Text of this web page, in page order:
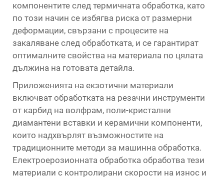
компонентите след термичната обработка, като
по този начин се избягва риска от размерни
деформации, свързани с процесите на
закаляване след обработката, и се гарантират
оптималните свойства на материала по цялата
дължина на готовата детайла.
Приложенията на екзотични материали
включват обработката на резачни инструменти
от карбид на волфрам, поли-кристални
диамантени вставки и керамични компоненти,
които надхвърлят възможностите на
традиционните методи за машинна обработка.
Електроерозионната обработка обработва тези
материали с контролирани скорости на износ и